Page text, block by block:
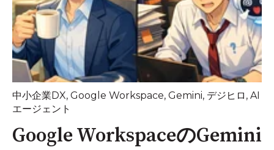
中小企業DX, Google Workspace, Gemini, デジヒロ , AI
エージェント
Google WorkspaceのGemini